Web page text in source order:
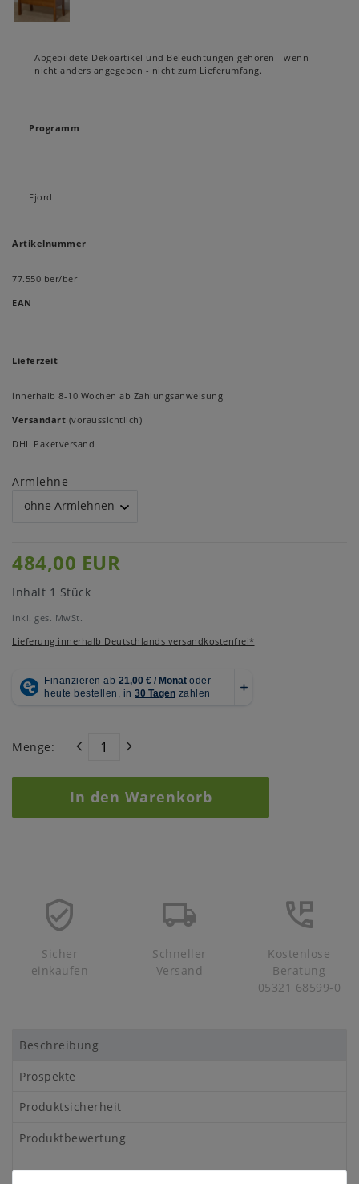
Abgebildete Dekoartikel und Beleuchtungen gehören - wenn
nicht anders angegeben - nicht zum Lieferumfang.
Programm
Fjord
Artikelnummer
77.550 ber/ber
EAN
Lieferzeit
innerhalb 8-10 Wochen ab Zahlungsanweisung
Versandart (voraussichtlich)
DHL Paketversand
Armlehne
484,00 EUR
Inhalt 1 Stück
inkl. ges. MwSt.
Lieferung innerhalb Deutschlands versandkostenfrei*
Menge:
In den Warenkorb
Sicher
einkaufen
Schneller
Versand
Kostenlose
Beratung
05321 68599-0
Beschreibung
Prospekte
Produktsicherheit
Produktbewertung